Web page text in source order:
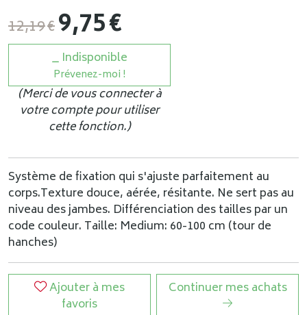
12,19€9,75€
Indisponible
Prévenez-moi !
(Merci de vous connecter à
votre compte pour utiliser
cette fonction.)
Système de fixation qui s'ajuste parfaitement au
corps.Texture douce, aérée, résitante. Ne sert pas au
niveau des jambes. Différenciation des tailles par un
code couleur. Taille: Medium: 60-100 cm (tour de
hanches)
Ajouter à mes
favoris
Continuer mes achats